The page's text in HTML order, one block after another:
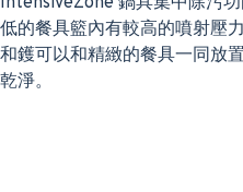
低的餐具籃內有較高的噴射壓
和鑊可以和精緻的餐具一同放
乾淨。